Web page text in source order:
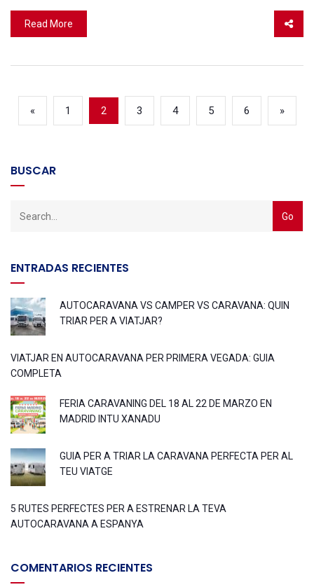
Read More
« 1 2(current)
3 4 5 6 »
BUSCAR
ENTRADAS RECIENTES
AUTOCARAVANA VS CAMPER VS CARAVANA: QUIN
TRIAR PER A VIATJAR?
VIATJAR EN AUTOCARAVANA PER PRIMERA VEGADA: GUIA
COMPLETA
FERIA CARAVANING DEL 18 AL 22 DE MARZO EN
MADRID INTU XANADU
GUIA PER A TRIAR LA CARAVANA PERFECTA PER AL
TEU VIATGE
5 RUTES PERFECTES PER A ESTRENAR LA TEVA
AUTOCARAVANA A ESPANYA
COMENTARIOS RECIENTES